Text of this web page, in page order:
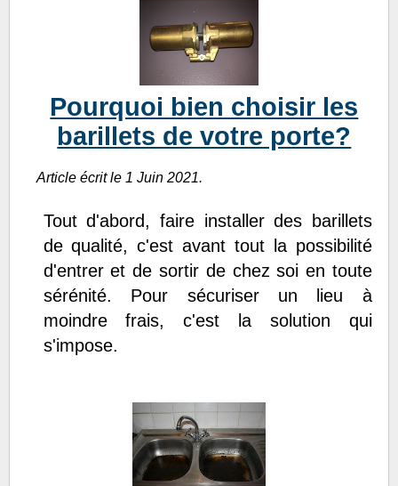
Pourquoi bien choisir les
barillets de votre porte?
Article écrit le 1 Juin 2021.
Tout d'abord, faire installer des barillets
de qualité, c'est avant tout la possibilité
d'entrer et de sortir de chez soi en toute
sérénité. Pour sécuriser un lieu à
moindre frais, c'est la solution qui
s'impose.